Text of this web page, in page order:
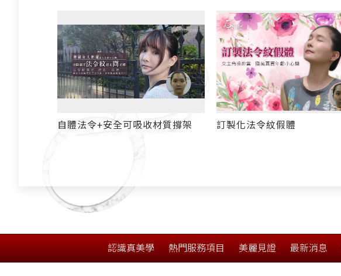
⾃體法令+安全可吸收材質撐架 訂製化法令紋假體
認識真美學 熱門服務項目 美麗見證 最新消息